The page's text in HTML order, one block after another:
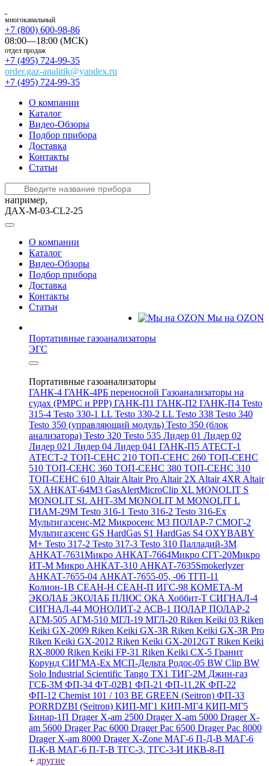
многоканальный
+7 (800) 600-98-86
08:00—18:00 (МСК)
отдел продаж
+7 (495) 724-99-35
order.gaz-analitik@yandex.ru
+7 (495) 724-99-35
О компании
Каталог
Видео-Обзоры
Подбор прибора
Доставка
Контакты
Статьи
например,
ДАХ-М-03-CL2-25
О компании
Каталог
Видео-Обзоры
Подбор прибора
Доставка
Контакты
Статьи
Мы на OZON
Портативные газоанализаторы
ЭГС
Портативные газоанализаторы
ГАНК-4 ГАНК-4РБ переносной Газоанализаторы на
судах (РМРС и РРР) ГАНК-П1 ГАНК-П2 ГАНК-П4 Testo
315-4 Testo 330-1 LL Testo 330-2 LL Testo 338 Testo 340
Testo 350 (управляющий модуль) Testo 350 (блок
анализатора) Testo 320 Testo 535 Лидер 01 Лидер 02
Лидер 021 Лидер 04 Лидер 041 ГАНК-П5 АТЕСТ-1
АТЕСТ-2 ТОП-СЕНС 210 ТОП-СЕНС 260 ТОП-СЕНС
510 ТОП-СЕНС 360 ТОП-СЕНС 380 ТОП-СЕНС 310
ТОП-СЕНС 610 AltairAltair Pro Altair 2X Altair 4XR Altair
5X АНКАТ-64М3 GasAlertMicroClip XL MONOLIT S
MONOLIT SL АНТ-3М MONOLIT M MONOLIT L
ГИАМ-29М Testo 316-1 Testo 316-2 Testo 316-Ex
Мультигазсенс-М2 Микросенс М3 ПОЛАР-7 СМОГ-2
Мультигазсенс GS HardGas S1 HardGas S4 OXYBABY
M+ Testo 317-2 Testo 317-3 Testo 310 Палладий-3М
АНКАТ-7631Микро АНКАТ-7664Микро СГГ-20Микро
ИТ-М Микро АНКАТ-310 АНКАТ-7635Smokerlyzer
АНКАТ-7655-04 АНКАТ-7655-05, -06 ТГП-11
Колион-1В СЕАН-Н СЕАН-П ИГС-98 КОМЕТА-М
ЭКОЛАБ ЭКОЛАБ ПЛЮС ОКА Хоббит-Т СИГНАЛ-4
СИГНАЛ-44 МОНОЛИТ-2 АСВ-1 ПОЛАР ПОЛАР-2
АГМ-505 АГМ-510 МГЛ-19 МГЛ-20 Riken Keiki 03 Riken
Keiki GX-2009 Riken Keiki GX-3R Riken Keiki GX-3R Pro
Riken Keiki GX-2012 Riken Keiki GX-2012GT Riken Keiki
RX-8000 Riken Keiki FP-31 Riken Keiki CX-5 Гранит
Корунд СИГМА-Ех МСП-Дельта Родос-05 BW Clip BW
Solo Industrial Scientific Tango TX1 ТИГ-2М Джин-газ
ГСБ-3М ФП-34 ФТ-02В1 ФП-21 ФП-11.2К ФП-22
ФП-12 Chemist 101 / 103 BE GREEN (Seitron) ФП-33
PORRDZBI (Seitron) КИП-МГ1 КИП-МГ4 КИП-МГ5
Бинар-1П Drager X-am 2500 Drager X-am 5000 Drager X-
am 5600 Drager Pac 6000 Drager Pac 6500 Drager Pac 8000
Drager X-am 8000 Drager X-Zone МАГ-6 П-Д-В МАГ-6
П-К-В МАГ-6 П-Т-В ТГС-3, ТГС-3-И ИКВ-8-П
+ другие